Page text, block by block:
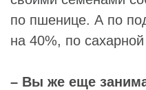
по пшенице. А по
на 40%, по
– Вы же еще